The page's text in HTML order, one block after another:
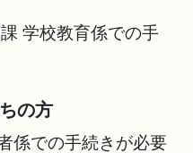
学校教育係での手
の方
係での手続きが必要